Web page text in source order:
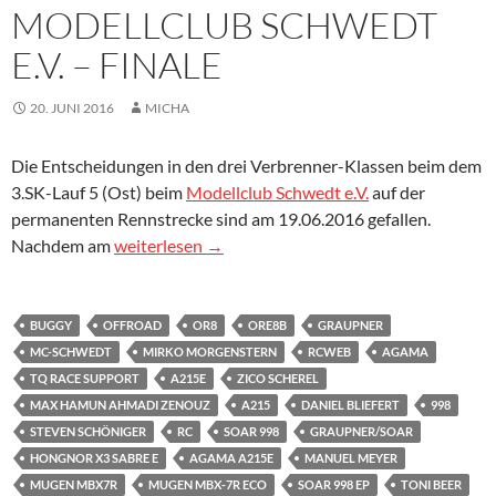
MODELLCLUB SCHWEDT
E.V. – FINALE
20. JUNI 2016 MICHA
Die Entscheidungen in den drei Verbrenner-Klassen beim dem
3.SK-Lauf 5 (Ost) beim Modellclub Schwedt e.V.auf der
permanenten Rennstrecke sind am 19.06.2016 gefallen.
Nachdem am3. SK-Lauf beim Modellclub Schwedt e.V. – Finale
weiterlesen →
BUGGY OFFROAD OR8 ORE8B
GRAUPNER
MC-SCHWEDT
MIRKO MORGENSTERN RCWEB
AGAMA
TQ RACE SUPPORT
A215E
ZICO SCHEREL
MAX HAMUN AHMADI ZENOUZ
A215 DANIEL BLIEFERT
998
STEVEN SCHÖNIGER
RC SOAR 998
GRAUPNER/SOAR
HONGNOR X3 SABRE E
AGAMA A215E
MANUEL MEYER
MUGEN MBX7R
MUGEN MBX-7R ECO SOAR 998 EP TONI BEER